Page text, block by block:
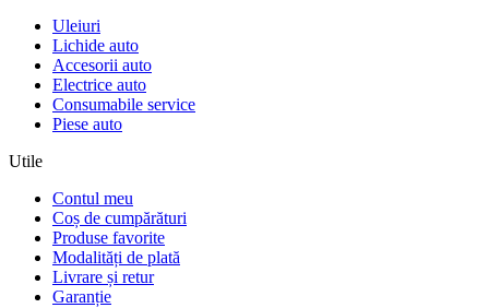
Uleiuri
Lichide auto
Accesorii auto
Electrice auto
Consumabile service
Piese auto
Utile
Contul meu
Coș de cumpărături
Produse favorite
Modalități de plată
Livrare și retur
Garanție